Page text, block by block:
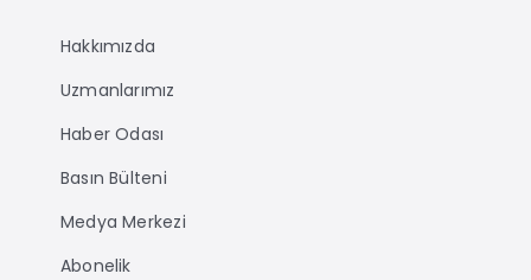
Hakkımızda
Uzmanlarımız
Haber Odası
Basın Bülteni
Medya Merkezi
Abonelik